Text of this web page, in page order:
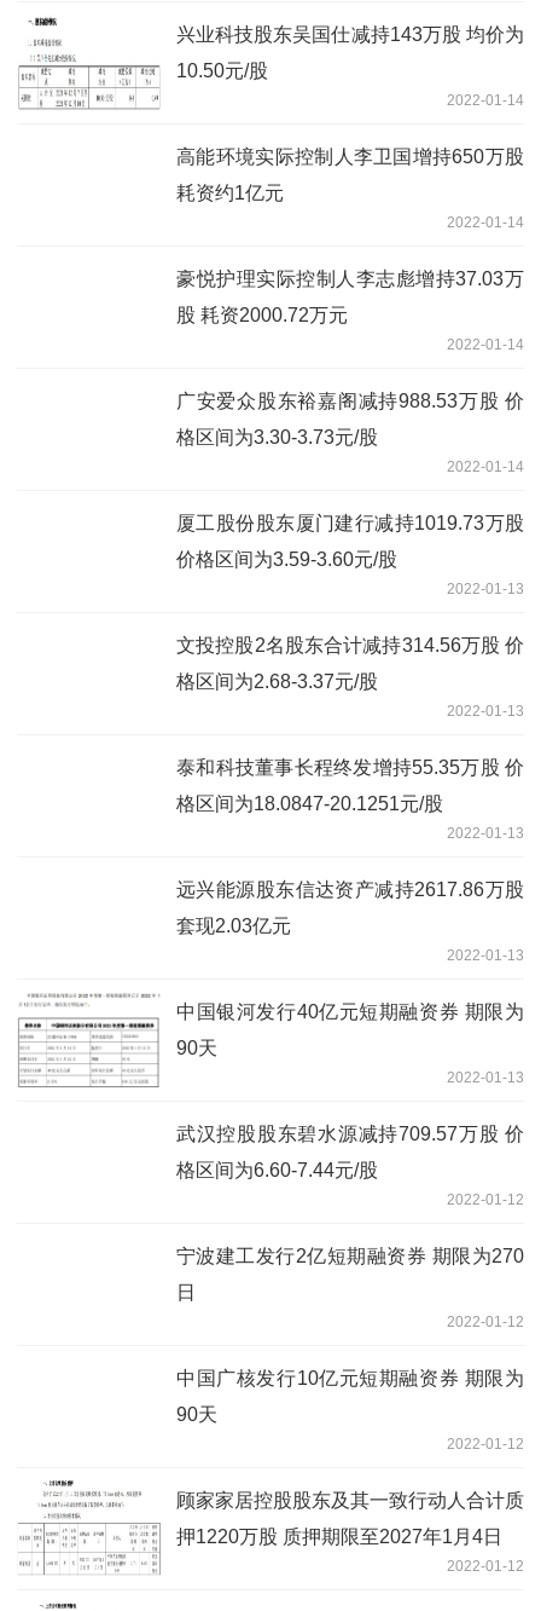
兴业科技股东吴国仕减持143万股 均价为
10.50元/股
2022-01-14
高能环境实际控制人李卫国增持650万股
耗资约1亿元
2022-01-14
豪悦护理实际控制人李志彪增持37.03万
股 耗资2000.72万元
2022-01-14
广安爱众股东裕嘉阁减持988.53万股 价
格区间为3.30-3.73元/股
2022-01-14
厦工股份股东厦门建行减持1019.73万股
价格区间为3.59-3.60元/股
2022-01-13
文投控股2名股东合计减持314.56万股 价
格区间为2.68-3.37元/股
2022-01-13
泰和科技董事长程终发增持55.35万股 价
格区间为18.0847-20.1251元/股
2022-01-13
远兴能源股东信达资产减持2617.86万股
套现2.03亿元
2022-01-13
中国银河发行40亿元短期融资券 期限为
90天
2022-01-13
武汉控股股东碧水源减持709.57万股 价
格区间为6.60-7.44元/股
2022-01-12
宁波建工发行2亿短期融资券 期限为270
日
2022-01-12
中国广核发行10亿元短期融资券 期限为
90天
2022-01-12
顾家家居控股股东及其一致行动人合计质
押1220万股 质押期限至2027年1月4日
2022-01-12